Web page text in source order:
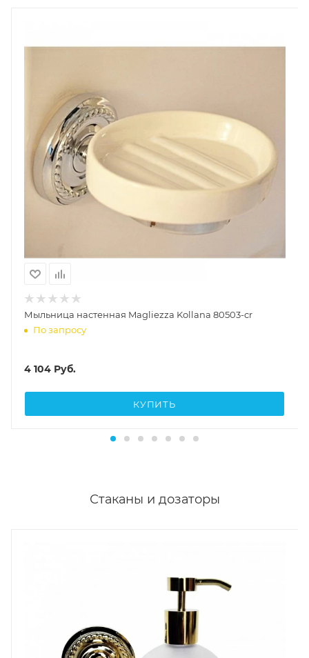
Мыльница настенная Magliezza Kollana 80503-cr
По запросу
4 104 Руб.
КУПИТЬ
Стаканы и дозаторы